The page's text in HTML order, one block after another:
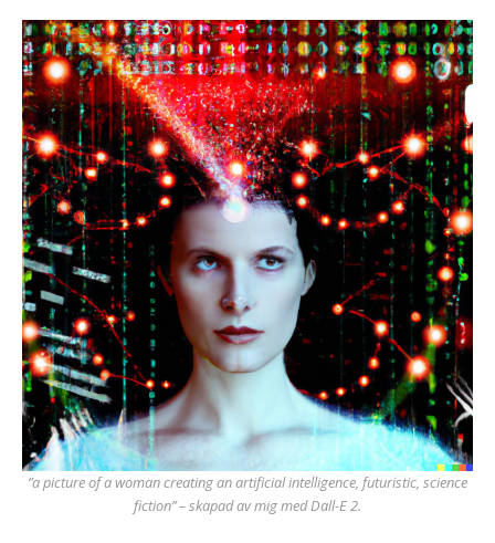
”a picture of a woman creating an artificial intelligence, futuristic, science
fiction” – skapad av mig med Dall-E 2.